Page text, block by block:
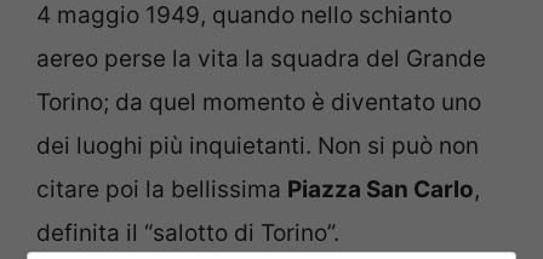
4 maggio 1949, quando nello schianto
aereo perse la vita la squadra del Grande
Torino; da quel momento è diventato uno
dei luoghi più inquietanti. Non si può non
citare poi la bellissima Piazza San Carlo,
definita il “salotto di Torino”.